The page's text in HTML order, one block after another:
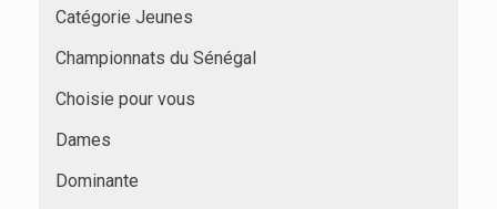
Catégorie Jeunes
Championnats du Sénégal
Choisie pour vous
Dames
Dominante